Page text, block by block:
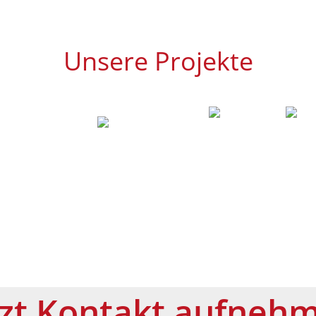
Unsere Projekte